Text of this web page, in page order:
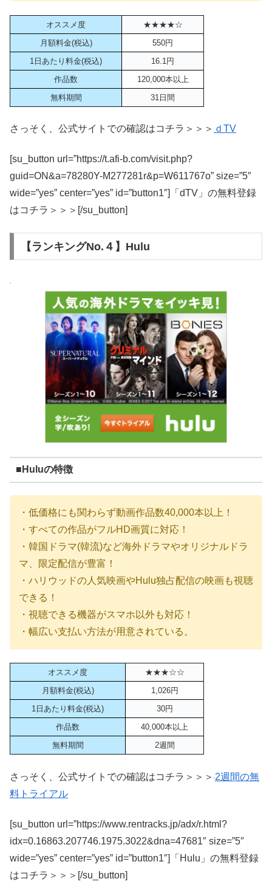
オススメ度
★★★★☆
月額料金(税込)
550円
1日あたり料金(税込)
16.1円
作品数
120,000本以上
無料期間
31日間
さっそく、公式サイトでの確認はコチラ＞＞＞ ｄTV
[su_button url=”https://t.afi-b.com/visit.php?
guid=ON&a=78280Y-M277281r&p=W611767o” size=”5″
wide=”yes” center=”yes” id=”button1″]「dTV」の無料登録
はコチラ＞＞＞[/su_button]
【ランキングNo.４】Hulu
■Huluの特徴
・低価格にも関わらず動画作品数40,000本以上！
・すべての作品がフルHD画質に対応！
・韓国ドラマ(韓流)など海外ドラマやオリジナルドラ
マ、限定配信が豊富！
・ハリウッドの人気映画やHulu独占配信の映画も視聴
できる！
・視聴できる機器がスマホ以外も対応！
・幅広い支払い方法が用意されている。
オススメ度
★★★☆☆
月額料金(税込)
1,026円
1日あたり料金(税込)
30円
作品数
40,000本以上
無料期間
2週間
さっそく、公式サイトでの確認はコチラ＞＞＞ 2週間の無
料トライアル
[su_button url=”https://www.rentracks.jp/adx/r.html?
idx=0.16863.207746.1975.3022&dna=47681″ size=”5″
wide=”yes” center=”yes” id=”button1″]「Hulu」の無料登録
はコチラ＞＞＞[/su_button]